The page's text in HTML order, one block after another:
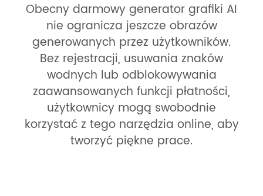
Obecny darmowy generator grafiki AI
nie ogranicza jeszcze obrazów
generowanych przez użytkowników.
Bez rejestracji, usuwania znaków
wodnych lub odblokowywania
zaawansowanych funkcji płatności,
użytkownicy mogą swobodnie
korzystać z tego narzędzia online, aby
tworzyć piękne prace.